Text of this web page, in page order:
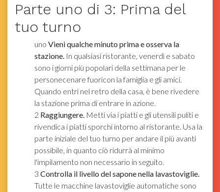
Parte uno di 3: Prima del
tuo turno
uno Vieni qualche minuto prima e osserva la
stazione. In qualsiasi ristorante, venerdì e sabato
sono i giorni più popolari della settimana per le
personecenare fuoricon la famiglia e gli amici.
Quando entri nel retro della casa, è bene rivedere
la stazione prima di entrare in azione.
2 Raggiungere. Metti via i piatti e gli utensili puliti e
rivendica i piatti sporchi intorno al ristorante. Usa la
parte iniziale del tuo turno per andare il più avanti
possibile, in quanto ciò ridurrà al minimo
l'impilamento non necessario in seguito.
3 Controlla il livello del sapone nella lavastoviglie.
Tutte le macchine lavastoviglie automatiche sono